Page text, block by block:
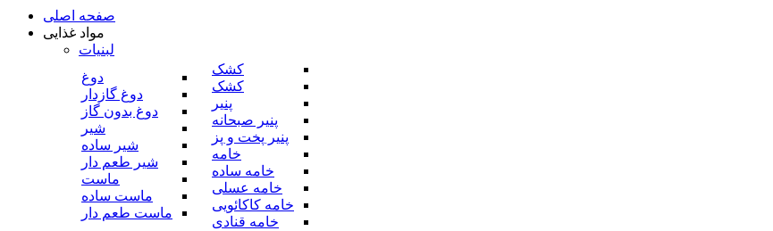
صفحه اصلی
مواد غذایی
لبنیات
کشک
کشک
پنیر
پنیر صبحانه
پنیر پخت و پز
خامه
خامه ساده
خامه عسلی
خامه کاکائویی
خامه قنادی
دوغ
دوغ گازدار
دوغ بدون گاز
شیر
شیر ساده
شیر طعم دار
ماست
ماست ساده
ماست طعم دار